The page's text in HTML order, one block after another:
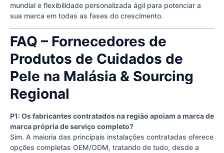
mundial e flexibilidade personalizada ágil para potenciar a
sua marca em todas as fases do crescimento.
FAQ – Fornecedores de
Produtos de Cuidados de
Pele na Malásia & Sourcing
Regional
P1: Os fabricantes contratados na região apoiam a marca de
marca própria de serviço completo?
Sim. A maioria das principais instalações contratadas oferece
opções completas OEM/ODM, tratando de tudo, desde a